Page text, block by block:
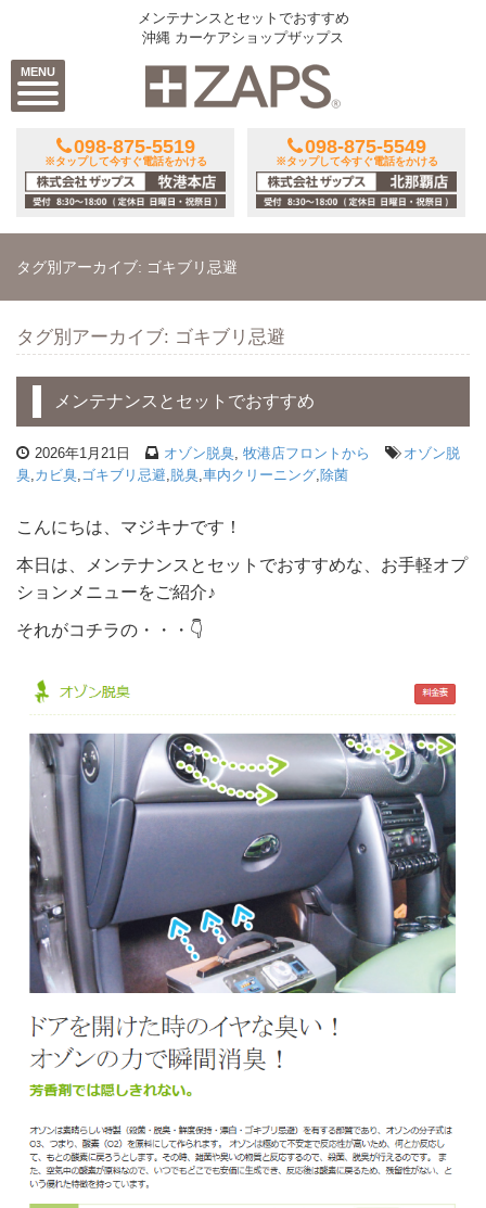
MENU
メンテナンスとセットでおすすめ
沖縄 カーケアショップザップス
098-875-5519
※タップして今すぐ電話をかける
098-875-5549
※タップして今すぐ電話をかける
タグ別アーカイブ: ゴキブリ忌避
タグ別アーカイブ: ゴキブリ忌避
メンテナンスとセットでおすすめ
2026年1月21日 オゾン脱臭 牧港店フロントから
オゾン脱
臭 カビ臭 ゴキブリ忌避 脱臭 車内クリーニング 除菌
こんにちは、マジキナです！
本日は、メンテナンスとセットでおすすめな、お手軽オプ
ションメニューをご紹介♪
それがコチラの・・・👇